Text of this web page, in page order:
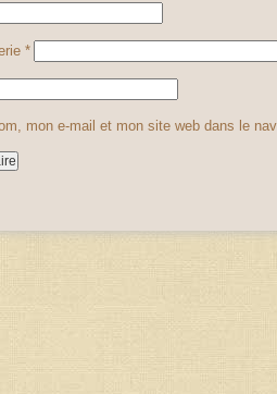
*
mon e-mail et mon site web dans le